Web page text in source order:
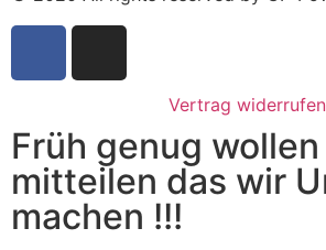
Vertrag widerrufen
Früh genug
mitteilen das wir
machen !!!